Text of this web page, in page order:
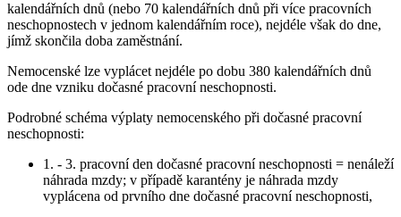
kalendářních dnů (nebo 70 kalendářních dnů při více pracovních
neschopnostech v jednom kalendářním roce), nejdéle však do dne,
jímž skončila doba zaměstnání.
Nemocenské lze vyplácet nejdéle po dobu 380 kalendářních dnů
ode dne vzniku dočasné pracovní neschopnosti.
Podrobné schéma výplaty nemocenského při dočasné pracovní
neschopnosti:
1. - 3. pracovní den dočasné pracovní neschopnosti = nenáleží
náhrada mzdy; v případě karantény je náhrada mzdy
vyplácena od prvního dne dočasné pracovní neschopnosti,